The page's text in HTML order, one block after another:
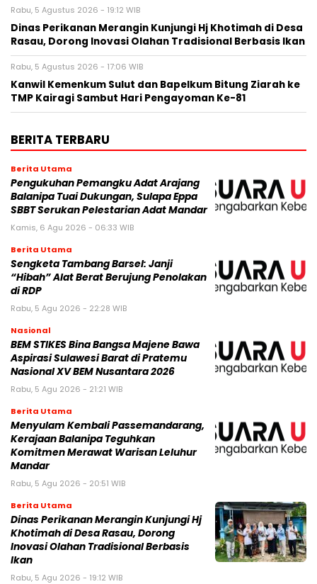
Rabu, 5 Agustus 2026 - 19:12 WIB
Dinas Perikanan Merangin Kunjungi Hj Khotimah di Desa
Rasau, Dorong Inovasi Olahan Tradisional Berbasis Ikan
Rabu, 5 Agustus 2026 - 17:06 WIB
Kanwil Kemenkum Sulut dan Bapelkum Bitung Ziarah ke
TMP Kairagi Sambut Hari Pengayoman Ke-81
BERITA TERBARU
Berita Utama
Pengukuhan Pemangku Adat Arajang
Balanipa Tuai Dukungan, Sulapa Eppa
SBBT Serukan Pelestarian Adat Mandar
Kamis, 6 Agu 2026 - 06:33 WIB
Berita Utama
Sengketa Tambang Barsel: Janji
“Hibah” Alat Berat Berujung Penolakan
di RDP
Rabu, 5 Agu 2026 - 22:28 WIB
Nasional
BEM STIKES Bina Bangsa Majene Bawa
Aspirasi Sulawesi Barat di Pratemu
Nasional XV BEM Nusantara 2026
Rabu, 5 Agu 2026 - 21:21 WIB
Berita Utama
Menyulam Kembali Passemandarang,
Kerajaan Balanipa Teguhkan
Komitmen Merawat Warisan Leluhur
Mandar
Rabu, 5 Agu 2026 - 20:51 WIB
Berita Utama
Dinas Perikanan Merangin Kunjungi Hj
Khotimah di Desa Rasau, Dorong
Inovasi Olahan Tradisional Berbasis
Ikan
Rabu, 5 Agu 2026 - 19:12 WIB